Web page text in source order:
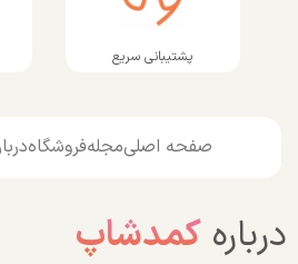
پشتیبانی سریع
صفحه اصلیمجلهفروشگاه
درباره کمدشاپ